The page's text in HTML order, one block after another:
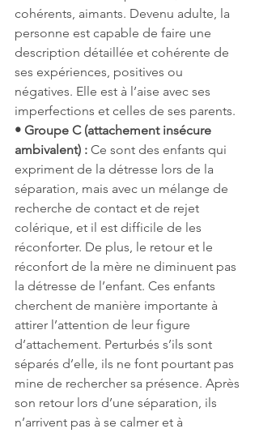
cohérents, aimants. Devenu adulte, la
personne est capable de faire une
description détaillée et cohérente de
ses expériences, positives ou
négatives. Elle est à l’aise avec ses
imperfections et celles de ses parents.
• Groupe C (attachement insécure
ambivalent) : Ce sont des enfants qui
expriment de la détresse lors de la
séparation, mais avec un mélange de
recherche de contact et de rejet
colérique, et il est difficile de les
réconforter. De plus, le retour et le
réconfort de la mère ne diminuent pas
la détresse de l’enfant. Ces enfants
cherchent de manière importante à
attirer l’attention de leur figure
d’attachement. Perturbés s’ils sont
séparés d’elle, ils ne font pourtant pas
mine de rechercher sa présence. Après
son retour lors d’une séparation, ils
n’arrivent pas à se calmer et à